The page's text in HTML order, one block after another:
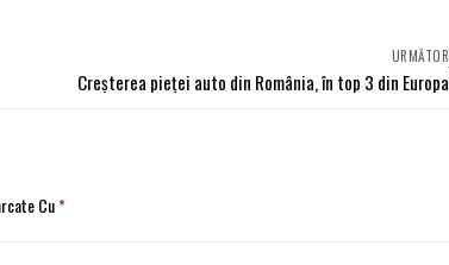
URMĂTOR
Creşterea pieţei auto din România, în top 3 din Europa
Cu*